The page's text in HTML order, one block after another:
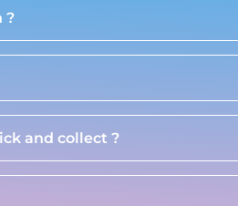
?
and collect ?